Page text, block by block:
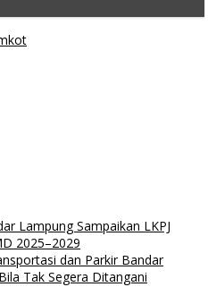
Lampung Sampaikan LKPJ
2025–2029
dan Parkir Bandar
Tak Segera Ditangani